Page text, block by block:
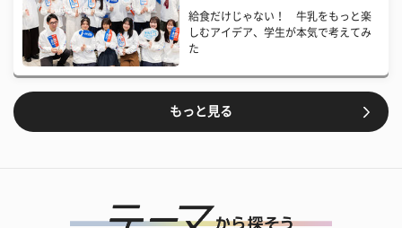
給食だけじゃない！ 牛乳をもっと楽
しむアイデア、学生が本気で考えてみ
た
もっと見る